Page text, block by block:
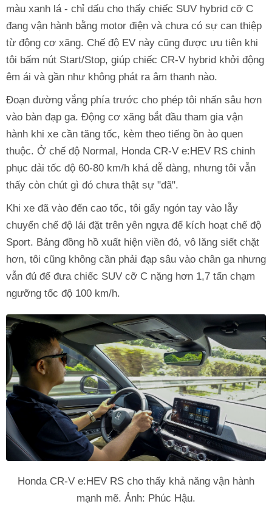
màu xanh lá - chỉ dấu cho thấy chiếc SUV hybrid cỡ C
đang vận hành bằng motor điện và chưa có sự can thiệp
từ động cơ xăng. Chế độ EV này cũng được ưu tiên khi
tôi bấm nút Start/Stop, giúp chiếc CR-V hybrid khởi động
êm ái và gần như không phát ra âm thanh nào.
Đoạn đường vắng phía trước cho phép tôi nhấn sâu hơn
vào bàn đạp ga. Động cơ xăng bắt đầu tham gia vận
hành khi xe cần tăng tốc, kèm theo tiếng ồn ào quen
thuộc. Ở chế độ Normal, Honda CR-V e:HEV RS chinh
phục dải tốc độ 60-80 km/h khá dễ dàng, nhưng tôi vẫn
thấy còn chút gì đó chưa thật sự "đã".
Khi xe đã vào đến cao tốc, tôi gẩy ngón tay vào lẫy
chuyển chế độ lái đặt trên yên ngựa để kích hoạt chế độ
Sport. Bảng đồng hồ xuất hiện viền đỏ, vô lăng siết chặt
hơn, tôi cũng không cần phải đạp sâu vào chân ga nhưng
vẫn đủ để đưa chiếc SUV cỡ C nặng hơn 1,7 tấn chạm
ngưỡng tốc độ 100 km/h.
Honda CR-V e:HEV RS cho thấy khả năng vận hành
mạnh mẽ. Ảnh: Phúc Hậu.